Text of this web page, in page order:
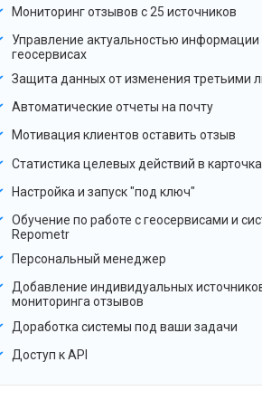
Мониторинг отзывов с 25 источников
Управление актуальностью информации
геосервисах
Защита данных от изменения третьими
Автоматические отчеты на почту
Мотивация клиентов оставить отзыв
Статистика целевых действий в
Настройка и запуск "под ключ"
Обучение по работе с геосервисами и
Repometr
Персональный менеджер
Добавление индивидуальных
мониторинга отзывов
Доработка системы под ваши задачи
Доступ к API